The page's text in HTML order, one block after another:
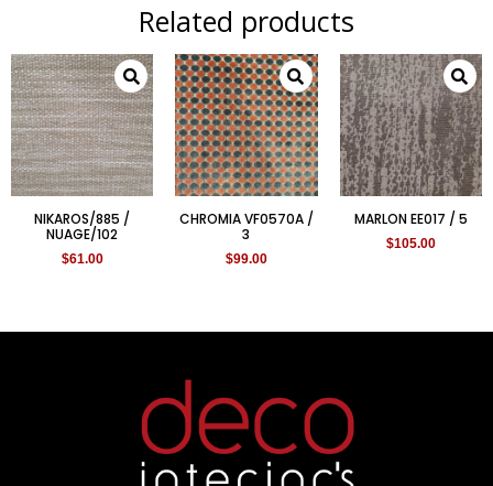
Related products
NIKAROS/885 /
NUAGE/102
$61.00
CHROMIA VF0570A /
3
$99.00
MARLON EE017 / 5
$105.00